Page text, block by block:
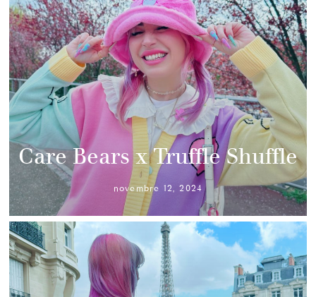
Care Bears x Truffle Shuffle
novembre 12, 2024